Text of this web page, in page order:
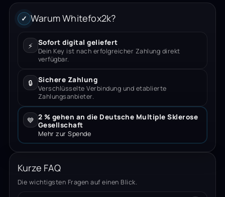
✓ Warum Whitefox2k?
⚡ Sofort digital geliefert
Dein Key ist nach erfolgreicher Zahlung direkt
verfügbar.
🔒 Sichere Zahlung
Verschlüsselte Verbindung und etablierte
Zahlungsanbieter.
💙 2 % gehen an die Deutsche Multiple Sklerose
Gesellschaft
Mehr zur Spende
Kurze FAQ
Die wichtigsten Fragen auf einen Blick.